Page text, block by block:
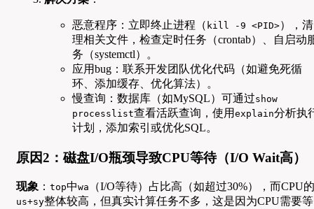
恶意程序：立即终止进程（ kill -9 <PID>），清
理相关文件，检查定时任务（crontab）、自启动
务（systemctl）。
应用bug：联系开发团队优化代码（如避免死循
环、添加缓存、优化算法）。
慢查询：数据库（如MySQL）可通过show
processlist查看活跃查询，使用 explain分析执
计划，添加索引或优化SQL。
原因2：磁盘I/O瓶颈导致CPU等待（I/O Wait高）
现象 ： top中wa （I/O等待）占比高（如超过30%），而CPU的
us+sy整体较高，但真实计算任务不多，这是因为CPU需要等